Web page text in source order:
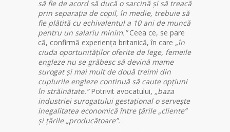
să fie de acord să ducă o sarcină și să treacă
prin separația de copil, în medie, trebuie să
fie plătită cu echivalentul a 10 ani de muncă
pentru un salariu minim.”Ceea ce, se pare
că, confirmă experiența britanică, în care „în
ciuda oportunităților oferite de lege, femeile
engleze nu se grăbesc să devină mame
surogat și mai mult de două treimi din
cuplurile engleze continuă să caute opțiuni
în străinătate.”Potrivit avocatului, „baza
industriei surogatului gestațional o servește
inegalitatea economică între țările „cliente”
și țările „producătoare”.